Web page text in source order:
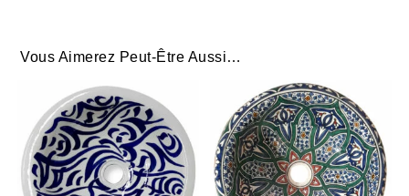
Vous Aimerez Peut-Être Aussi…